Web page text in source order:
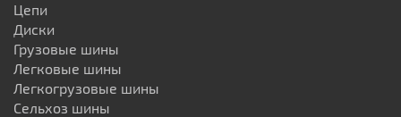
Цепи
Диски
Грузовые шины
Легковые шины
Легкогрузовые шины
Сельхоз шины